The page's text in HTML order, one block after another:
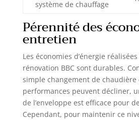
système de chauffage
Pérennité des
entretien
Les économies d’énergie
rénovation BBC sont durables.
simple changement de chaudière
performances peuvent décliner,
de l’enveloppe est efficace pour
Cependant, pour maintenir ce